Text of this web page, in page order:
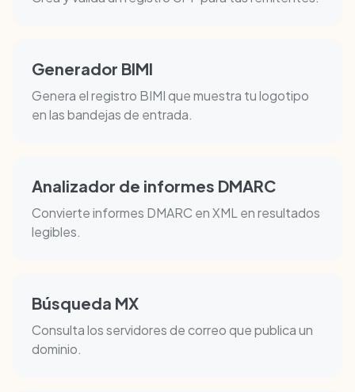
Generador BIMI
Genera el registro BIMI que muestra tu logotipo
en las bandejas de entrada.
Analizador de informes DMARC
Convierte informes DMARC en XML en resultados
legibles.
Búsqueda MX
Consulta los servidores de correo que publica un
dominio.